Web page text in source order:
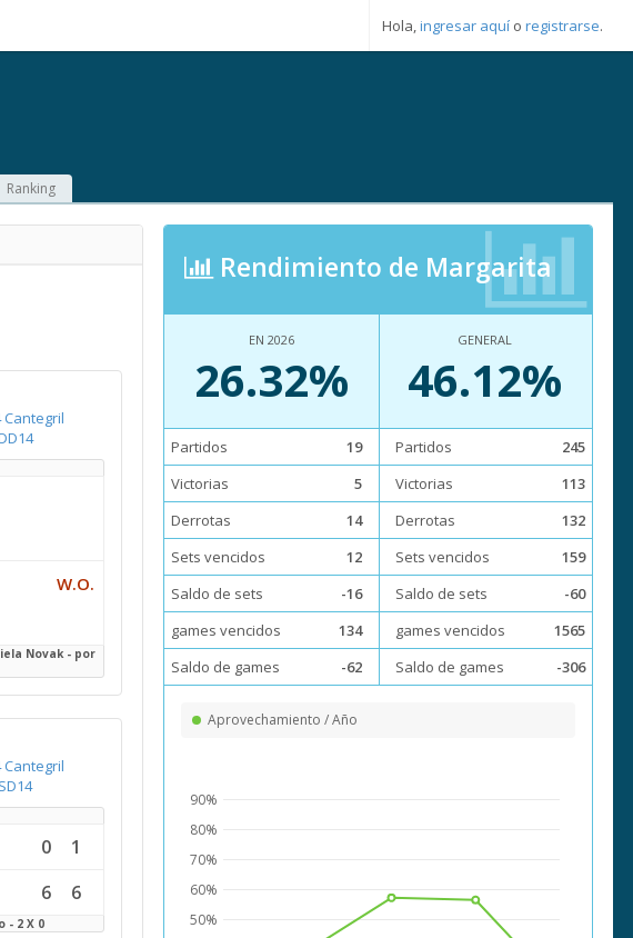
Hola,ingresar aquí o registrarse.
Ranking
Cantegril
W.O.
Novak - por
Cantegril
0 1
6 6
- 2 X 0
Rendimiento de Margarita
EN 2026
26.32%
Partidos
19
Victorias
5
Derrotas
14
Sets vencidos
12
Saldo de sets
-16
games vencidos
134
Saldo de games
-62
GENERAL
46.12%
Partidos
245
Victorias
113
Derrotas
132
Sets vencidos
159
Saldo de sets
-60
games vencidos
1565
Saldo de games
-306
Aprovechamiento / Año
50%
60%
70%
80%
90%